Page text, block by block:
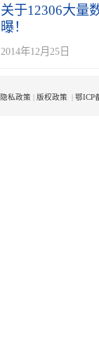
关于12306大量
曝！
2014年12月25日
隐私政策 版权政策 鄂ICP